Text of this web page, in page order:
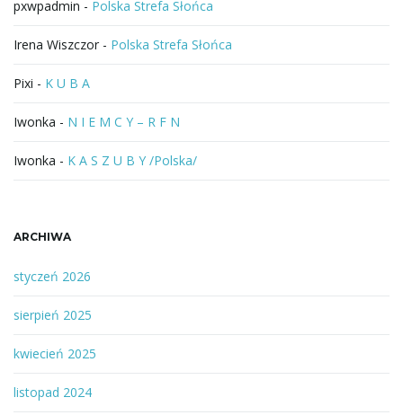
pxwpadmin - Polska Strefa Słońca
Irena Wiszczor - Polska Strefa Słońca
Pixi - K U B A
Iwonka - N I E M C Y – R F N
Iwonka - K A S Z U B Y /Polska/
ARCHIWA
styczeń 2026
sierpień 2025
kwiecień 2025
listopad 2024